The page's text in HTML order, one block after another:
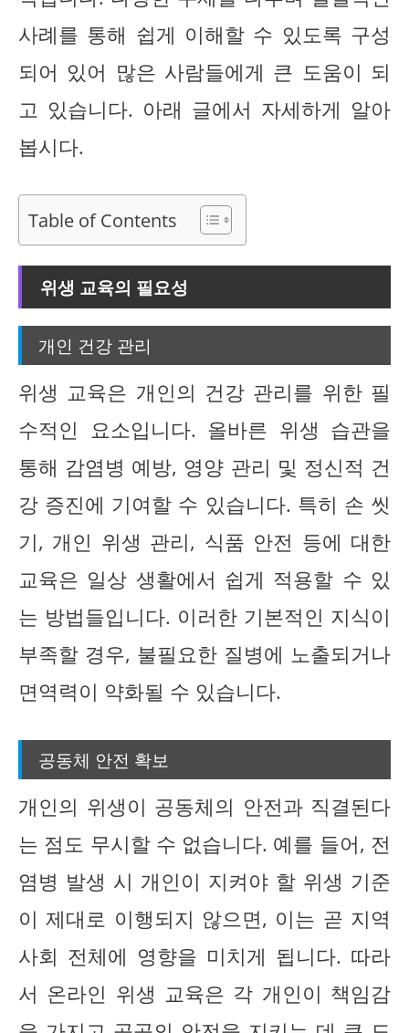
사례를 통해 쉽게 이해할 수 있도록 구성
되어 있어 많은 사람들에게 큰 도움이 되
고 있습니다. 아래 글에서 자세하게 알아
봅시다.
Table of Contents
위생 교육의 필요성
개인 건강 관리
위생 교육은 개인의 건강 관리를 위한 필
수적인 요소입니다. 올바른 위생 습관을
통해 감염병 예방, 영양 관리 및 정신적 건
강 증진에 기여할 수 있습니다. 특히 손 씻
기, 개인 위생 관리, 식품 안전 등에 대한
교육은 일상 생활에서 쉽게 적용할 수 있
는 방법들입니다. 이러한 기본적인 지식이
부족할 경우, 불필요한 질병에 노출되거나
면역력이 약화될 수 있습니다.
공동체 안전 확보
개인의 위생이 공동체의 안전과 직결된다
는 점도 무시할 수 없습니다. 예를 들어, 전
염병 발생 시 개인이 지켜야 할 위생 기준
이 제대로 이행되지 않으면, 이는 곧 지역
사회 전체에 영향을 미치게 됩니다. 따라
서 온라인 위생 교육은 각 개인이 책임감